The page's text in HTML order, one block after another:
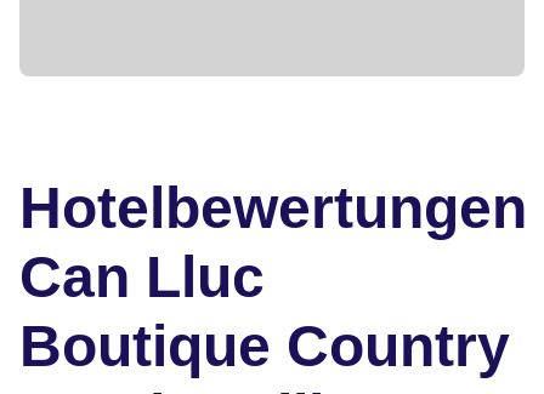
Hotelbewertungen
Can Lluc
Boutique Country